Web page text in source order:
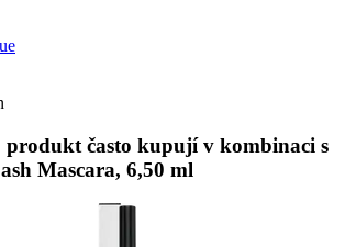
produkt často kupují v kombinaci s
Mascara, 6,50 ml